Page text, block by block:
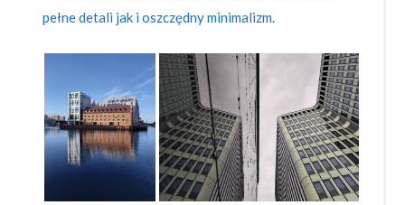
pełne detali jak i oszczędny minimalizm.